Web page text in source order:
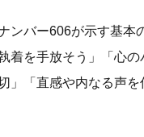
ンバー606が示す基本
着を手放そう」「心
」「直感や内なる声